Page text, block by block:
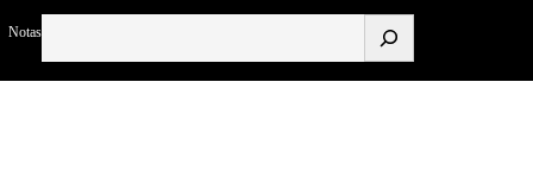
Notas